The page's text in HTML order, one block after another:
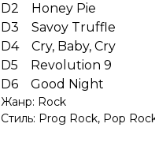
D2 Honey Pie
D3 Savoy Truffle
D4 Cry, Baby, Cry
D5 Revolution 9
D6 Good Night
Жанр: Rock
Стиль: Prog Rock, Pop